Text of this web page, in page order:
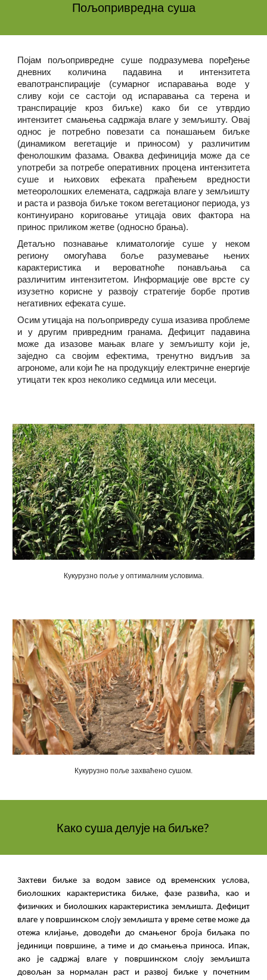
Пољопривредна суша
Појам пољопривредне суше подразумева поређење
дневних количина падавина и интензитета
евапотранспирације (сумарног испаравања воде у
сливу који се састоји од испаравања са терена и
транспирације кроз биљке) како би се утврдио
интензитет смањења садржаја влаге у земљишту. Овај
однос је потребно повезати са понашањем биљке
(динамиком вегетације и приносом) у различитим
фенолошким фазама. Оваква дефиниција може да се
употреби за потребе оперативних процена интензитета
суше и њихових ефеката праћењем вредности
метеоролошких елемената, садржаја влаге у земљишту
и раста и развоја биљке током вегетационог периода, уз
континуирано кориговање утицаја ових фактора на
принос приликом жетве (односно брања).
Детаљно познавање климатологије суше у неком
региону омогућава боље разумевање њених
карактеристика и вероватноће понављања са
различитим интензитетом. Информације ове врсте су
изузетно корисне у развоју стратегије борбе против
негативних ефеката суше.
Осим утицаја на пољопривреду суша изазива проблеме
и у другим привредним гранама. Дефицит падавина
може да изазове мањак влаге у земљишту који је,
заједно са својим ефектима, тренутно видљив за
агрономе, али који ће на продукцију електричне енергије
утицати тек кроз неколико седмица или месеци.
Кукурузно поље у оптималним условима.
Кукурузно поље захваћено сушом.
Како суша делује на биљке?
Захтеви биљке за водом зависе од временских услова,
биолошких карактеристика биљке, фазе развића, као и
физичких и биолошких карактеристика земљишта. Дефицит
влаге у површинском слоју земљишта у време сетве може да
отежа клијање, доводећи до смањеног броја биљака по
јединици површине, а тиме и до смањења приноса. Ипак,
ако је садржај влаге у површинском слоју земљишта
довољан за нормалан раст и развој биљке у почетним